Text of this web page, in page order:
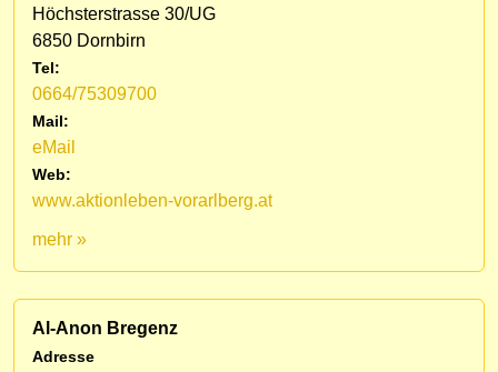
Höchsterstrasse 30/UG
6850 Dornbirn
Tel:
0664/75309700
Mail:
eMail
Web:
www.aktionleben-vorarlberg.at
mehr »
Al-Anon Bregenz
Adresse